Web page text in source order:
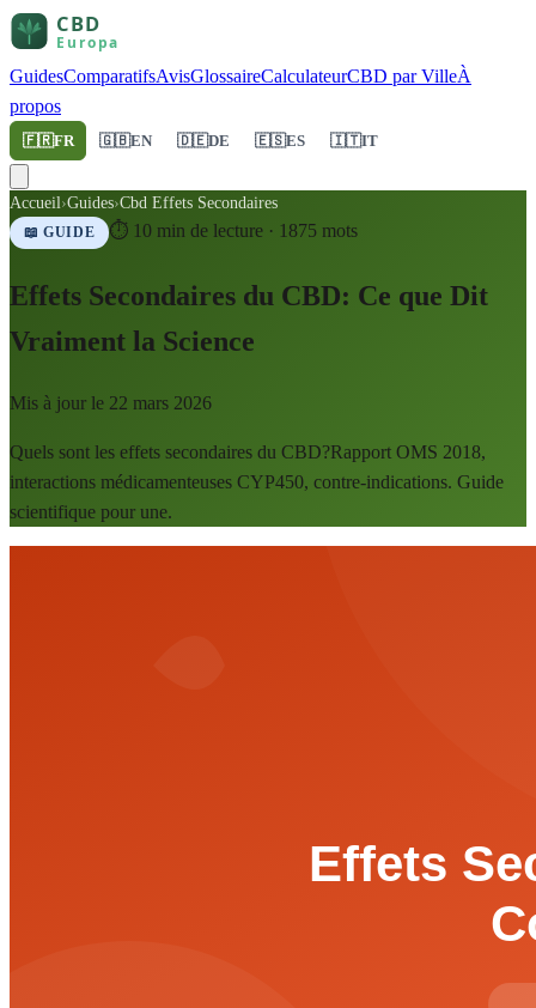
GuidesComparatifsAvisGlossaireCalculateurCBD par VilleÀ
propos
🇫🇷FR 🇬🇧EN 🇩🇪DE 🇪🇸ES 🇮🇹IT
Accueil›Guides›Cbd Effets Secondaires
📖 GUIDE ⏱ 10 min de lecture · 1875 mots
Effets Secondaires du CBD: Ce que Dit
Vraiment la Science
Mis à jour le 22 mars 2026
Quels sont les effets secondaires du CBD?Rapport OMS 2018,
interactions médicamenteuses CYP450, contre-indications. Guide
scientifique pour une.